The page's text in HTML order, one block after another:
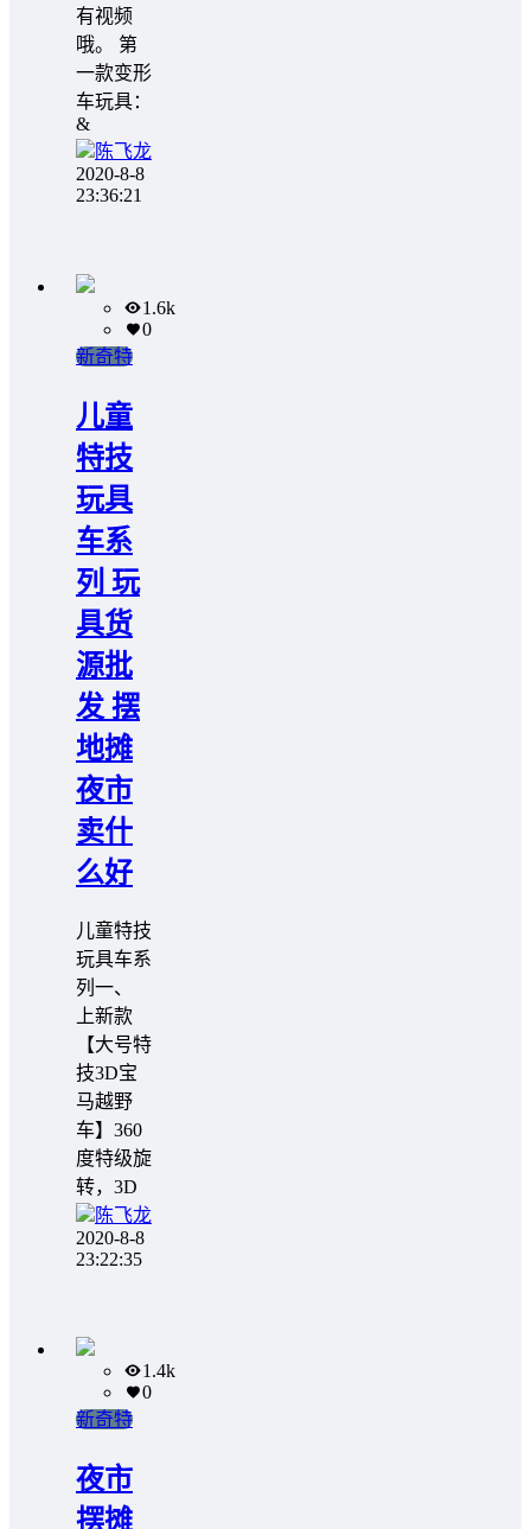
有视频
哦。 第
一款变形
车玩具：️
&
陈飞龙
2020-8-8
23:36:21
1.6k
0
新奇特
儿童
特技
玩具
车系
列 玩
具货
源批
发 摆
地摊
夜市
卖什
么好
儿童特技
玩具车系
列一、 ️️
上新款
【大号特
技3D宝
马越野
车】360
度特级旋
转，3D
陈飞龙
2020-8-8
23:22:35
1.4k
0
新奇特
夜市
摆摊